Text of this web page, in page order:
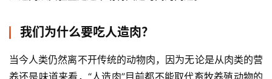
我们为什么要吃人造肉？
当今人类仍然离不开传统的动物肉，因为无论是从肉类的营